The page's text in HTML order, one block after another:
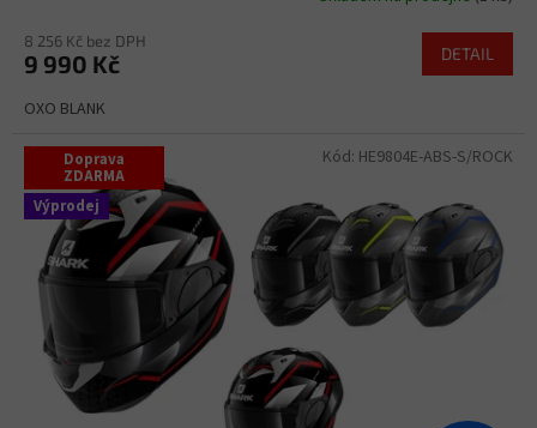
8 256 Kč bez DPH
9 990 Kč DETAIL
OXO BLANK
Doprava
ZDARMA
Výprodej
Kód: HE9804E-ABS-S/ROCK